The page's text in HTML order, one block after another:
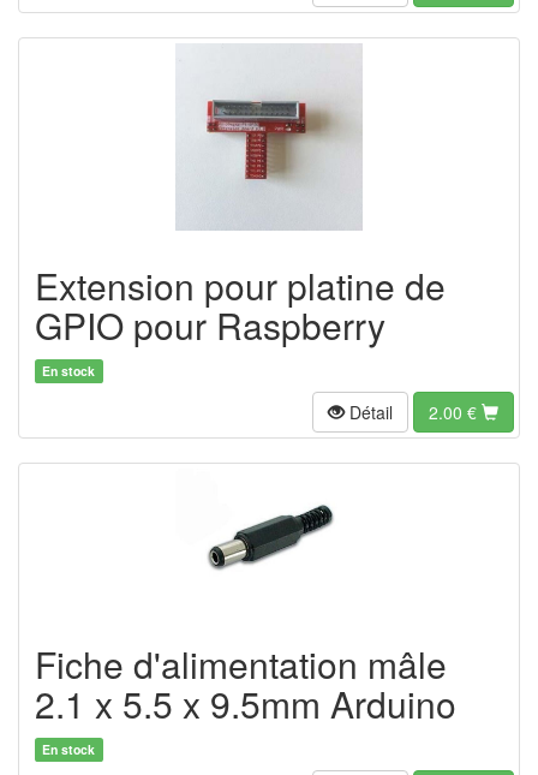
Extension pour platine de
GPIO pour Raspberry
En stock
Détail 2.00 €
Fiche d'alimentation mâle
2.1 x 5.5 x 9.5mm Arduino
En stock